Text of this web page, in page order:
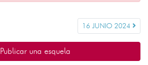
16 JUNIO 2024
Publicar una esquela